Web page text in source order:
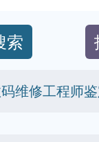
索
维修工程师